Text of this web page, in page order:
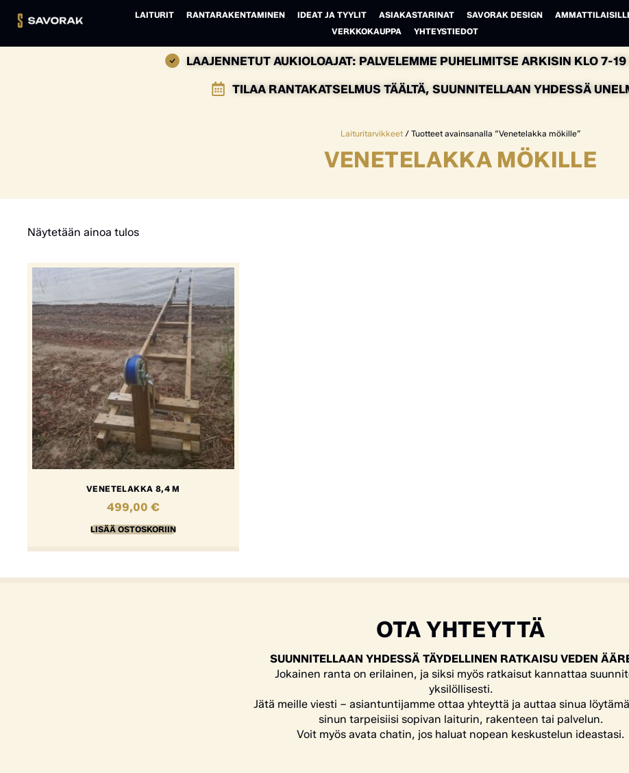
LAITURIT RANTARAKENTAMINEN IDEAT JA TYYLIT ASIAKASTARINAT SAVORAK DESIGN
VERKKOKAUPPA
YHTEYSTIEDOT
LAAJENNETUT AUKIOLOAJAT: PALVELEMME PUHELIMITSE ARKISIN KLO 7-
TILAA RANTAKATSELMUS TÄÄLTÄ, SUUNNITELLAAN YHDESSÄ
Laituritarvikkeet/ Tuotteet avainsanalla “Venetelakka mökille”
VENETELAKKA MÖKILLE
Näytetään ainoa tulos
VENETELAKKA 8,4 M
499,00 €
LISÄÄ OSTOSKORIIN
OTA YHTEYTTÄ
SUUNNITELLAAN YHDESSÄ TÄYDELLINEN RATKAISU VEDEN
Jokainen ranta on erilainen, ja siksi myös ratkaisut kannattaa
yksilöllisesti.
Jätä meille viesti – asiantuntijamme ottaa yhteyttä ja auttaa sinua
sinun tarpeisiisi sopivan laiturin, rakenteen tai palvelun.
Voit myös avata chatin, jos haluat nopean keskustelun ideastasi.